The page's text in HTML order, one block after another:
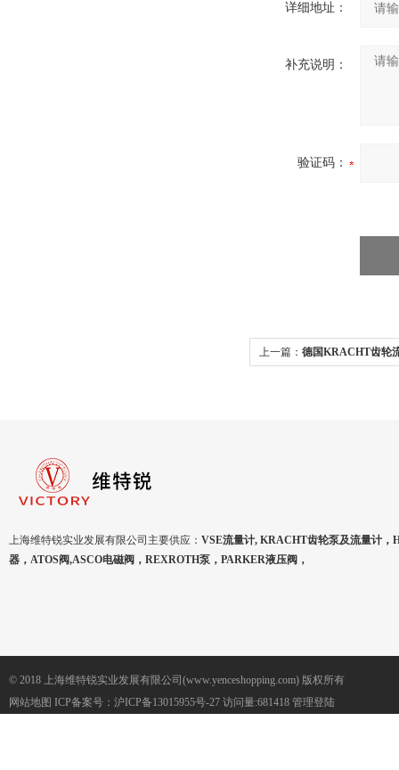
详细地址：
补充说明：
验证码：
上一篇： 德国KRACHT齿轮
上海维特锐实业发展有限公司主要供应： VSE流量计, KRACHT齿轮泵及流量计，
器，ATOS阀,ASCO电磁阀，REXROTH泵，PARKER液压阀，
© 2018 上海维特锐实业发展有限公司(www.yenceshopping.com) 版权所有
网站地图 ICP备案号： 沪ICP备13015955号-27 访问量:681418 管理登陆